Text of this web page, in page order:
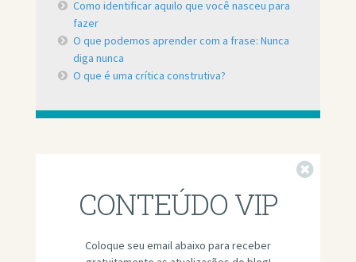
Como identificar aquilo que você nasceu para
fazer
O que podemos aprender com a frase: Nunca
diga nunca
O que é uma crítica construtiva?
CONTEÚDO VIP
Coloque seu email abaixo para receber